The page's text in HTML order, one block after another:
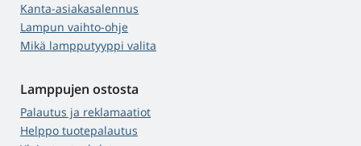
Kanta-asiakasalennus
Lampun vaihto-ohje
Mikä lampputyyppi valita
Lamppujen ostosta
Palautus ja reklamaatiot
Helppo tuotepalautus